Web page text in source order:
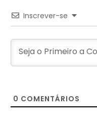
Inscrever-se
0 COMENTÁRIOS